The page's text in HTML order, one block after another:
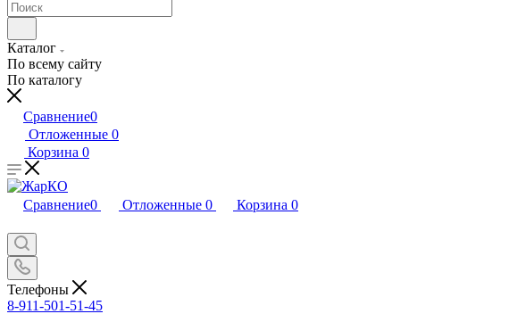
Каталог
По всему сайту
По каталогу
Сравнение0
Отложенные 0
Корзина 0
Сравнение0 Отложенные 0 Корзина 0
Телефоны
8-911-501-51-45